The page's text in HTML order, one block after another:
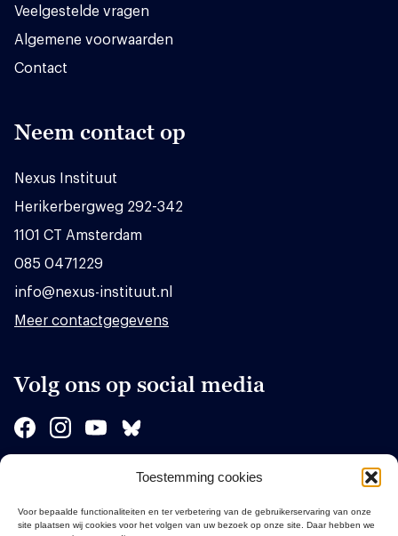
Toestemming cookies
Voor bepaalde functionaliteiten en ter verbetering van de gebruikerservaring van onze
site plaatsen wij cookies voor het volgen van uw bezoek op onze site. Daar hebben we
Veelgestelde vragen
Algemene voorwaarden
Contact
Neem contact op
Nexus Instituut
Herikerbergweg 292-342
1101 CT Amsterdam
085 0471229
info@nexus-instituut.nl
Meer contactgegevens
Volg ons op social media